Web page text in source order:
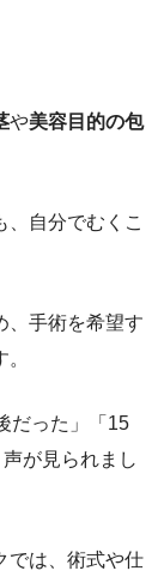
や美容目的の包
自分でむくこ
、手術を希望す
だった」「15
が見られまし
では、術式や仕